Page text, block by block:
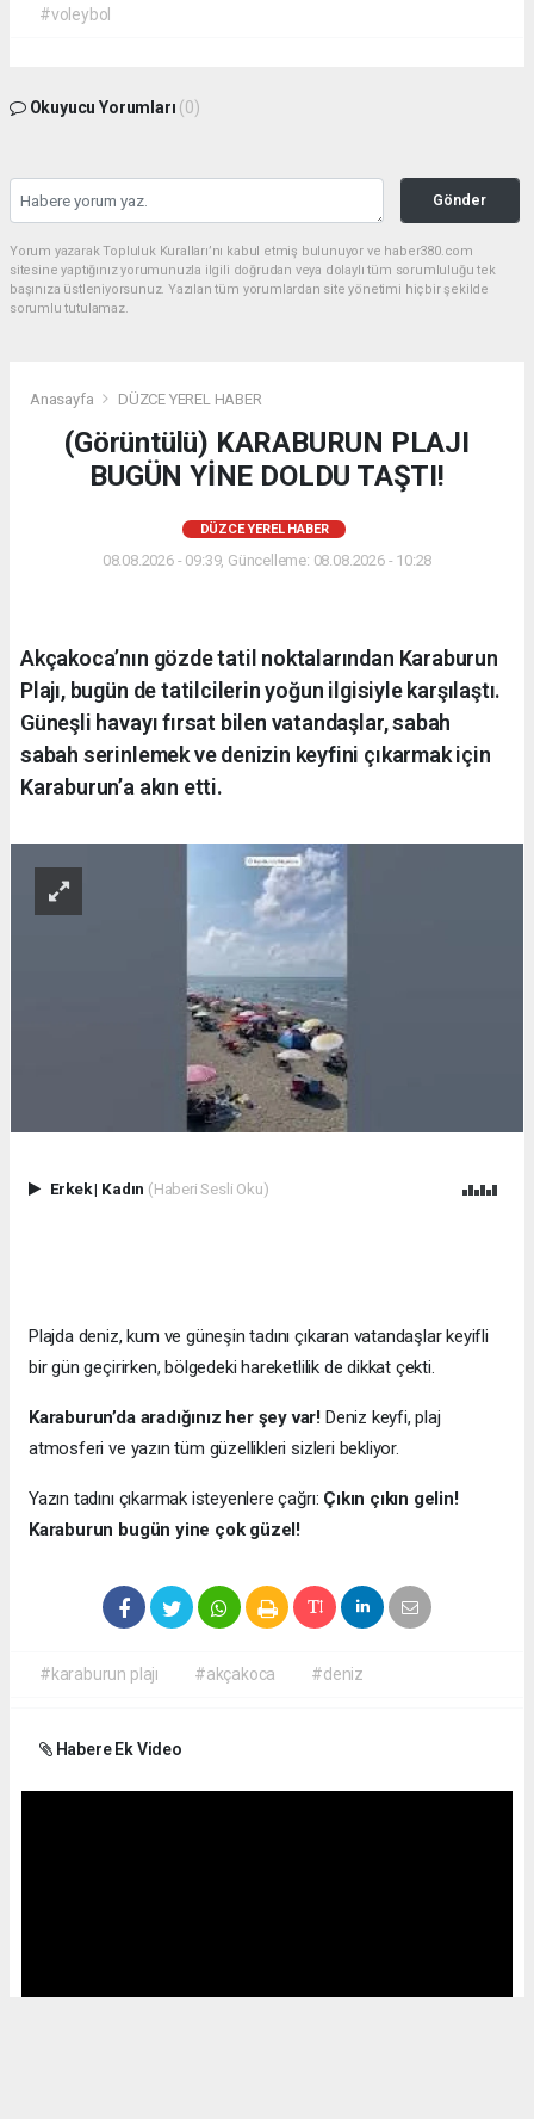
#voleybol
Okuyucu Yorumları (0)
Gönder
Yorum yazarak Topluluk Kuralları’nı kabul etmiş bulunuyor ve haber380.com
sitesine yaptığınız yorumunuzla ilgili doğrudan veya dolaylı tüm sorumluluğu tek
başınıza üstleniyorsunuz. Yazılan tüm yorumlardan site yönetimi hiçbir şekilde
sorumlu tutulamaz.
Anasayfa DÜZCE YEREL HABER
(Görüntülü) KARABURUN PLAJI
BUGÜN YİNE DOLDU TAŞTI!
DÜZCE YEREL HABER
08.08.2026 - 09:39, Güncelleme: 08.08.2026 - 10:28
Akçakoca’nın gözde tatil noktalarından Karaburun
Plajı, bugün de tatilcilerin yoğun ilgisiyle karşılaştı.
Güneşli havayı fırsat bilen vatandaşlar, sabah
sabah serinlemek ve denizin keyfini çıkarmak için
Karaburun’a akın etti.
Erkek| Kadın (Haberi Sesli Oku)
Plajda deniz, kum ve güneşin tadını çıkaran vatandaşlar keyifli
bir gün geçirirken, bölgedeki hareketlilik de dikkat çekti.
Karaburun’da aradığınız her şey var! Deniz keyfi, plaj
atmosferi ve yazın tüm güzellikleri sizleri bekliyor.
Yazın tadını çıkarmak isteyenlere çağrı: Çıkın çıkın gelin!
Karaburun bugün yine çok güzel!
#karaburun plajı #akçakoca #deniz
Habere Ek Video